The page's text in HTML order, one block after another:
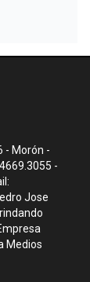
- Morón -
-
Jose
Medios